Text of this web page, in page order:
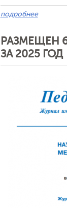
подробнее
РАЗМЕЩЕН
ЗА 2025 ГОД